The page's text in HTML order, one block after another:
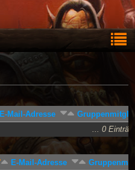
E-Mail-Adresse
... 0
E-Mail-Adresse